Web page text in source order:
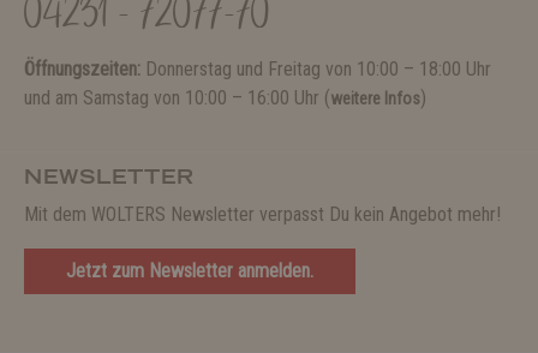
04231 - 72077-70
Öffnungszeiten: Donnerstag und Freitag von 10:00 – 18:00 Uhr
und am Samstag von 10:00 – 16:00 Uhr (weitere Infos)
NEWSLETTER
Mit dem WOLTERS Newsletter verpasst Du kein Angebot mehr!
Jetzt zum Newsletter anmelden.